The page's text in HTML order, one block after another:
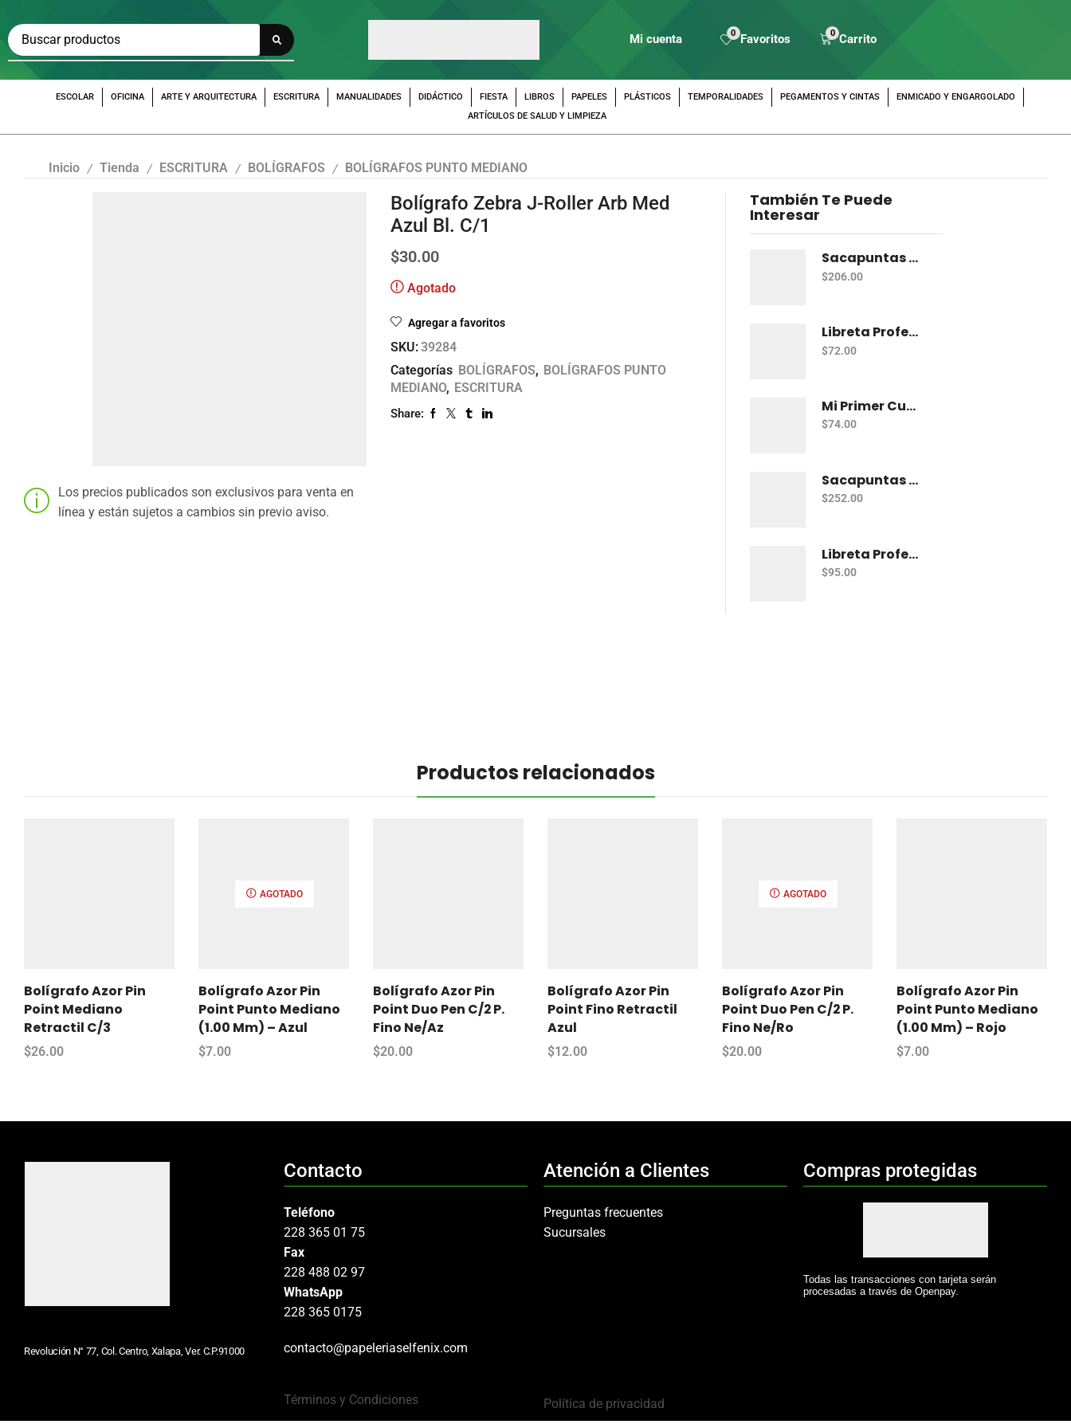
Mi cuenta 0 Favoritos 0 Carrito
ESCOLAR OFICINA ARTE Y ARQUITECTURA ESCRITURA MANUALIDADES DIDÁCTICO FIESTA LIBROS PAPELES PLÁSTICOS TEMPORALIDADES PEGAMENTOS Y CINTAS
ENMICADO Y ENGARGOLADO
ARTÍCULOS DE SALUD Y LIMPIEZA
Inicio / Tienda / ESCRITURA / BOLÍGRAFOS / BOLÍGRAFOS PUNTO MEDIANO
Los precios publicados son exclusivos para venta en
línea y están sujetos a cambios sin previo aviso.
Bolígrafo Zebra J-Roller Arb Med
Azul Bl. C/1
$30.00
Agotado
Agregar a favoritos
SKU:39284
Categorías BOLÍGRAFOS, BOLÍGRAFOS PUNTO
MEDIANO, ESCRITURA
Share:
También Te Puede
Interesar
Sacapuntas Maped Shaker 2 Orificios - Bote Con 12
$206.00
Libreta Profesional De Espiral Norma Color 100 H C-7
$72.00
Mi Primer Cuaderno Cuadritos "A" (10Mm) 50 Hojas Norma
$74.00
Sacapuntas Kores Kolorito Lapiz 1 Orif C/20
$252.00
Libreta Profesional De Espiral Printaform Arcoiris Pastel 100 H Ry
$95.00
Productos relacionados
Bolígrafo Azor Pin
Point Mediano
Retractil C/3
$26.00
AGOTADO
Bolígrafo Azor Pin
Point Punto Mediano
(1.00 Mm) – Azul
$7.00
Bolígrafo Azor Pin
Point Duo Pen C/2 P.
Fino Ne/Az
$20.00
Bolígrafo Azor Pin
Point Fino Retractil
Azul
$12.00
AGOTADO
Bolígrafo Azor Pin
Point Duo Pen C/2 P.
Fino Ne/Ro
$20.00
Bolígrafo Azor Pin
Point Punto Mediano
(1.00 Mm) – Rojo
$7.00
Revolución N° 77, Col. Centro, Xalapa, Ver. C.P.91000
Contacto
Teléfono
228 365 01 75
Fax
228 488 02 97
WhatsApp
228 365 0175
contacto@papeleriaselfenix.com
Términos y Condiciones
Atención a Clientes
Preguntas frecuentes
Sucursales
Política de privacidad
Compras protegidas
Todas las transacciones con tarjeta serán
procesadas a través de Openpay.